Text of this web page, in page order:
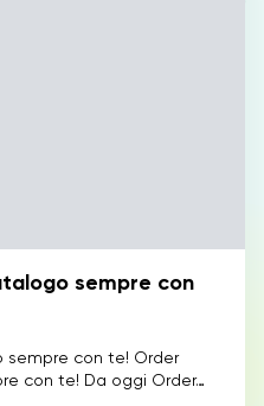
sempre con
sempre con te! Order
con te! Da oggi Order…